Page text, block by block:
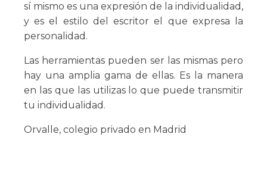
sí mismo es una expresión de la individualidad,
y es el estilo del escritor el que expresa la
personalidad.
Las herramientas pueden ser las mismas pero
hay una amplia gama de ellas. Es la manera
en las que las utilizas lo que puede transmitir
tu individualidad.
Orvalle, colegio privado en Madrid